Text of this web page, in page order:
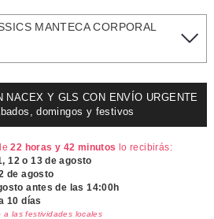
MANTECA CORPORAL
NACEX Y GLS CON ENVÍO URGENTE
domingos y festivos
22 horas y 42 minutos lo recibirás:
12 o 13 de agosto
de agosto
antes de las 14:00h
10 días
a las festividades locales